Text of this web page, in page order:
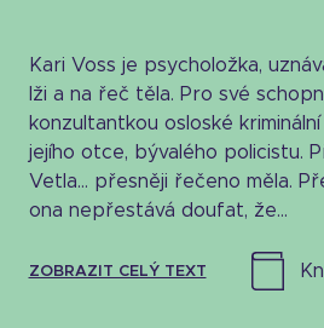
Stáhnout obálku
Kari Voss je psycholožka,
lži a na řeč těla. Pro své
konzultantkou osloské
jejího otce, bývalého policistu.
Vetla… přesněji řečeno měla.
ona nepřestává doufat, že...
ZOBRAZIT CELÝ TEXT